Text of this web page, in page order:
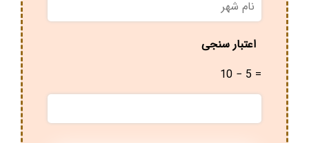
شهر *
اعتبار سنجی
10 − 5 =